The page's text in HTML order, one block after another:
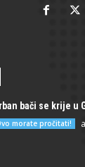
bači se krije u
morate pročitati!